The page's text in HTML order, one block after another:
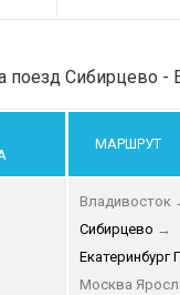
поезд Сибирцево -
МАРШРУТ
Владивосток
Сибирцево →
Екатеринбург
Москва